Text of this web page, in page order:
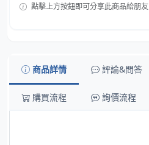
點擊上方按鈕即可分享此商品給朋友
商品詳情 評論&問答
購買流程 詢價流程